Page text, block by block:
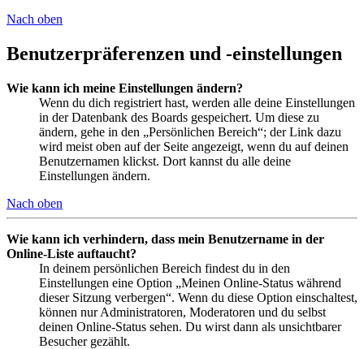
Nach oben
Benutzerpräferenzen und -einstellungen
Wie kann ich meine Einstellungen ändern?
Wenn du dich registriert hast, werden alle deine Einstellungen
in der Datenbank des Boards gespeichert. Um diese zu
ändern, gehe in den „Persönlichen Bereich“; der Link dazu
wird meist oben auf der Seite angezeigt, wenn du auf deinen
Benutzernamen klickst. Dort kannst du alle deine
Einstellungen ändern.
Nach oben
Wie kann ich verhindern, dass mein Benutzername in der
Online-Liste auftaucht?
In deinem persönlichen Bereich findest du in den
Einstellungen eine Option „Meinen Online-Status während
dieser Sitzung verbergen“. Wenn du diese Option einschaltest,
können nur Administratoren, Moderatoren und du selbst
deinen Online-Status sehen. Du wirst dann als unsichtbarer
Besucher gezählt.